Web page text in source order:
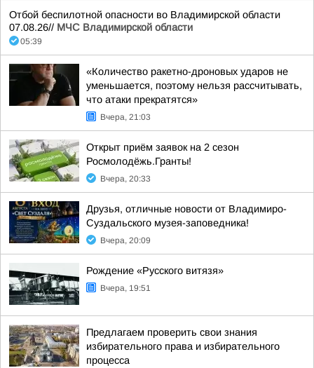
Отбой беспилотной опасности во Владимирской области
07.08.26// МЧС Владимирской области
05:39
«Количество ракетно-дроновых ударов не
уменьшается, поэтому нельзя рассчитывать,
что атаки прекратятся»
Вчера, 21:03
Открыт приём заявок на 2 сезон
Росмолодёжь.Гранты!
Вчера, 20:33
Друзья, отличные новости от Владимиро-
Суздальского музея-заповедника!
Вчера, 20:09
Рождение «Русского витязя»
Вчера, 19:51
Предлагаем проверить свои знания
избирательного права и избирательного
процесса